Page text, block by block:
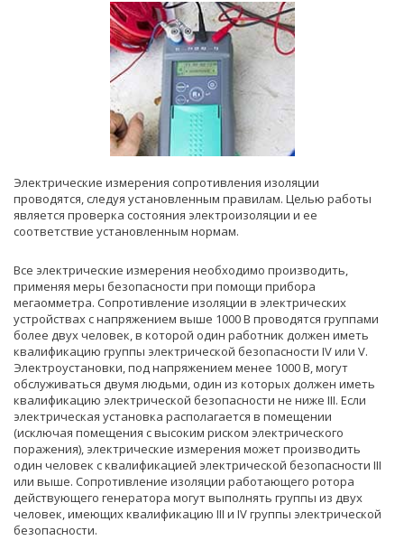
Электрические измерения сопротивления изоляции
проводятся, следуя установленным правилам. Целью работы
является проверка состояния электроизоляции и ее
соответствие установленным нормам.
Все электрические измерения необходимо производить,
применяя меры безопасности при помощи прибора
мегаомметра. Сопротивление изоляции в электрических
устройствах с напряжением выше 1000 В проводятся группами
более двух человек, в которой один работник должен иметь
квалификацию группы электрической безопасности IV или V.
Электроустановки, под напряжением менее 1000 В, могут
обслуживаться двумя людьми, один из которых должен иметь
квалификацию электрической безопасности не ниже III. Если
электрическая установка располагается в помещении
(исключая помещения с высоким риском электрического
поражения), электрические измерения может производить
один человек с квалификацией электрической безопасности III
или выше. Сопротивление изоляции работающего ротора
действующего генератора могут выполнять группы из двух
человек, имеющих квалификацию III и IV группы электрической
безопасности.